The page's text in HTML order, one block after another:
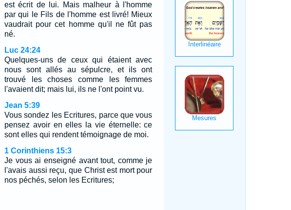
est écrit de lui. Mais malheur à l'homme
par qui le Fils de l'homme est livré! Mieux
vaudrait pour cet homme qu'il ne fût pas
né.
Luc 24:24
Quelques-uns de ceux qui étaient avec
nous sont allés au sépulcre, et ils ont
trouvé les choses comme les femmes
l'avaient dit; mais lui, ils ne l'ont point vu.
Jean 5:39
Vous sondez les Ecritures, parce que vous
pensez avoir en elles la vie éternelle: ce
sont elles qui rendent témoignage de moi.
1 Corinthiens 15:3
Je vous ai enseigné avant tout, comme je
l'avais aussi reçu, que Christ est mort pour
nos péchés, selon les Ecritures;